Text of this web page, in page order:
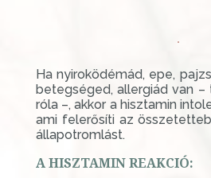
Ha nyiroködémád, epe,
betegséged, allergiád van –
róla –, akkor a hisztamin
ami felerősíti az
állapotromlást.
A HISZTAMIN REAKCIÓ: